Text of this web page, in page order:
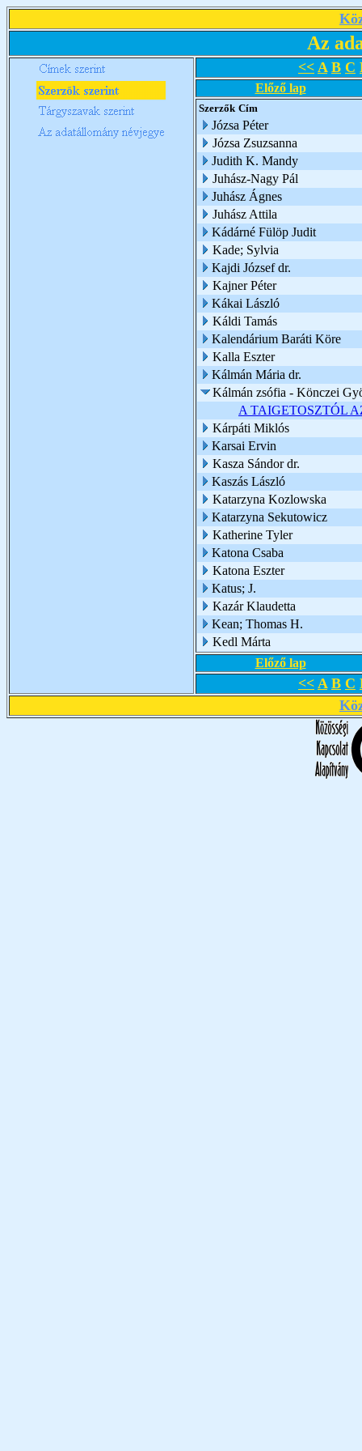
Az
<< A B C
Előző lap
Szerzők Cím
Józsa Péter
Józsa Zsuzsanna
Judith K. Mandy
Juhász-Nagy Pál
Juhász Ágnes
Juhász Attila
Kádárné Fülöp Judit
Kade; Sylvia
Kajdi József dr.
Kajner Péter
Kákai László
Káldi Tamás
Kalendárium Baráti Köre
Kalla Eszter
Kálmán Mária dr.
Kálmán zsófia - Könczei
A TAIGETOSZTÓL
Kárpáti Miklós
Karsai Ervin
Kasza Sándor dr.
Kaszás László
Katarzyna Kozlowska
Katarzyna Sekutowicz
Katherine Tyler
Katona Csaba
Katona Eszter
Katus; J.
Kazár Klaudetta
Kean; Thomas H.
Kedl Márta
Előző lap
<< A B C